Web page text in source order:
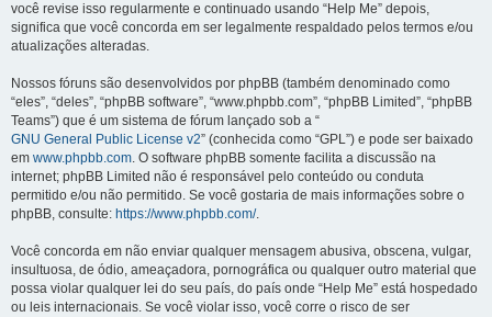
você revise isso regularmente e continuado usando “Help Me” depois,
significa que você concorda em ser legalmente respaldado pelos termos e/ou
atualizações alteradas.
Nossos fóruns são desenvolvidos por phpBB (também denominado como
“eles”, “deles”, “phpBB software”, “www.phpbb.com”, “phpBB Limited”, “phpBB
Teams”) que é um sistema de fórum lançado sob a “
GNU General Public License v2” (conhecida como “GPL”) e pode ser baixado
em www.phpbb.com. O software phpBB somente facilita a discussão na
internet; phpBB Limited não é responsável pelo conteúdo ou conduta
permitido e/ou não permitido. Se você gostaria de mais informações sobre o
phpBB, consulte: https://www.phpbb.com/.
Você concorda em não enviar qualquer mensagem abusiva, obscena, vulgar,
insultuosa, de ódio, ameaçadora, pornográfica ou qualquer outro material que
possa violar qualquer lei do seu país, do país onde “Help Me” está hospedado
ou leis internacionais. Se você violar isso, você corre o risco de ser